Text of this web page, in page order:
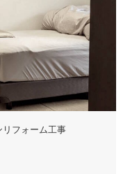
フォーム工事